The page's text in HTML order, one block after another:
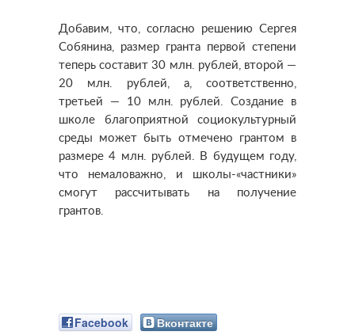
Добавим, что, согласно решению Сергея
Собянина, размер гранта первой степени
теперь составит 30 млн. рублей, второй —
20 млн. рублей, а, соответственно,
третьей — 10 млн. рублей. Создание в
школе благоприятной социокультурный
среды может быть отмечено грантом в
размере 4 млн. рублей. В будущем году,
что немаловажно, и школы-«частники»
смогут рассчитывать на получение
грантов.
Facebook Вконтакте